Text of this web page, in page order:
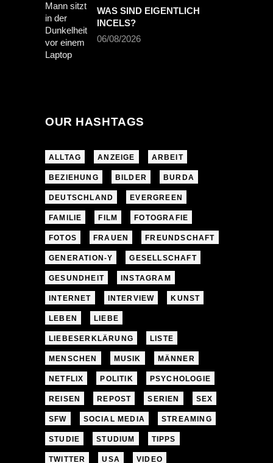
WAS SIND EIGENTLICH
INCELS?
06/08/2026
OUR HASHTAGS
ALLTAG ANZEIGE ARBEIT
BEZIEHUNG BILDER BURDA
DEUTSCHLAND EVERGREEN
FAMILIE FILM FOTOGRAFIE
FOTOS FRAUEN FREUNDSCHAFT
GENERATION-Y GESELLSCHAFT
GESUNDHEIT INSTAGRAM
INTERNET INTERVIEW KUNST
LEBEN LIEBE
LIEBESERKLÄRUNG LISTE
MENSCHEN MUSIK MÄNNER
NETFLIX POLITIK PSYCHOLOGIE
REISEN REPOST SERIEN SEX
SFW SOCIAL MEDIA STREAMING
STUDIE STUDIUM TIPPS
TWITTER USA VIDEO